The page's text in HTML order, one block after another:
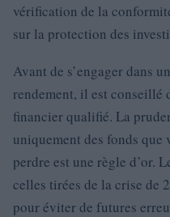
vérification de la
sur la protection des
Avant de s’engager dans
rendement, il est
financier qualifié. La
uniquement des fonds que
perdre est une règle d’or.
celles tirées de la crise de
pour éviter de futures